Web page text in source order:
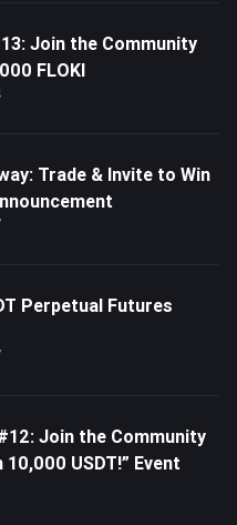
Join the Community
FLOKI
Trade & Invite to Win
Perpetual Futures
Join the Community
USDT!” Event